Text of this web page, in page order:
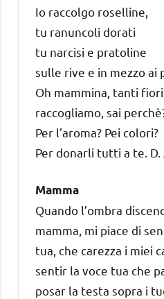
Io raccolgo roselline,
tu ranuncoli dorati
tu narcisi e pratoline
sulle rive e in mezzo ai
Oh mammina, tanti fiori
raccogliamo, sai
Per l’aroma? Pei colori?
Per donarli tutti a te. D.
Mamma
Quando l’ombra
mamma, mi piace di
tua, che carezza i miei
sentir la voce tua che
posar la testa sopra i